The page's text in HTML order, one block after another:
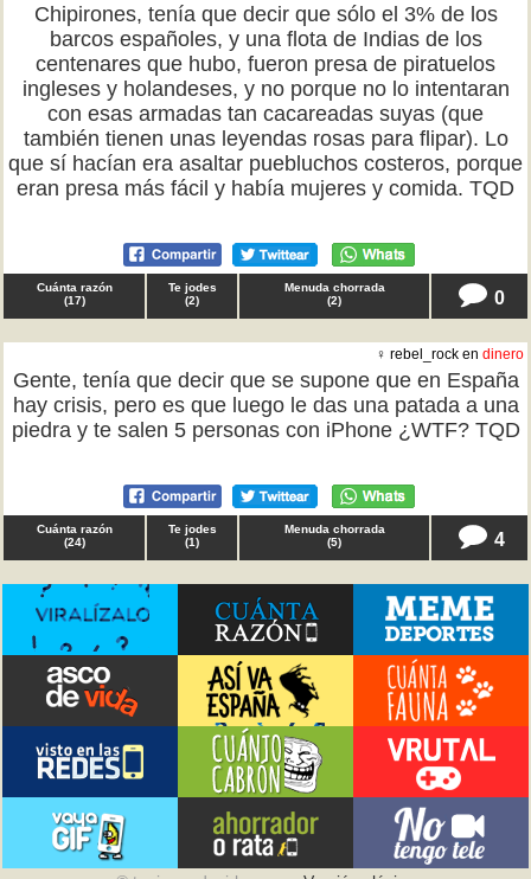
Chipirones, tenía que decir que sólo el 3% de los
barcos españoles, y una flota de Indias de los
centenares que hubo, fueron presa de piratuelos
ingleses y holandeses, y no porque no lo intentaran
con esas armadas tan cacareadas suyas (que
también tienen unas leyendas rosas para flipar). Lo
que sí hacían era asaltar puebluchos costeros, porque
eran presa más fácil y había mujeres y comida. TQD
Cuánta razón
(17)
Te jodes
(2)
Menuda chorrada
(2) 0
♀ rebel_rock en dinero
Gente, tenía que decir que se supone que en España
hay crisis, pero es que luego le das una patada a una
piedra y te salen 5 personas con iPhone ¿WTF? TQD
Cuánta razón
(24)
Te jodes
(1)
Menuda chorrada
(5) 4